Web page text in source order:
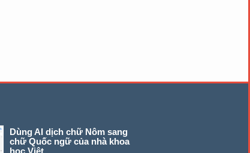
Dùng AI dịch chữ Nôm sang
chữ Quốc ngữ của nhà khoa
học Việt